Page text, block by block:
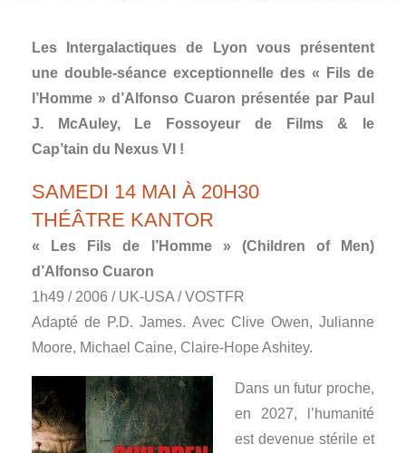
Les Intergalactiques de Lyon vous présentent
une double-séance exceptionnelle des « Fils de
l’Homme » d’Alfonso Cuaron présentée par Paul
J. McAuley, Le Fossoyeur de Films & le
Cap’tain du Nexus VI !
SAMEDI 14 MAI À 20H30
THÉÂTRE KANTOR
« Les Fils de l’Homme » (Children of Men)
d’Alfonso Cuaron
1h49 / 2006 / UK-USA / VOSTFR
Adapté de P.D. James. Avec Clive Owen, Julianne
Moore, Michael Caine, Claire-Hope Ashitey.
Dans un futur proche,
en 2027, l’humanité
est devenue stérile et